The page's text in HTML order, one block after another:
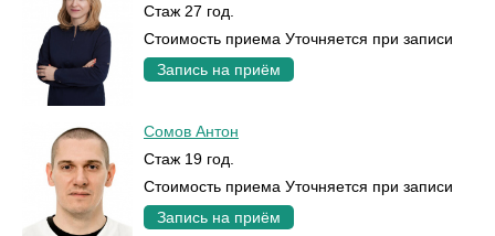
Стаж 27 год.
Стоимость приема Уточняется при записи
Запись на приём
Сомов Антон
Стаж 19 год.
Стоимость приема Уточняется при записи
Запись на приём